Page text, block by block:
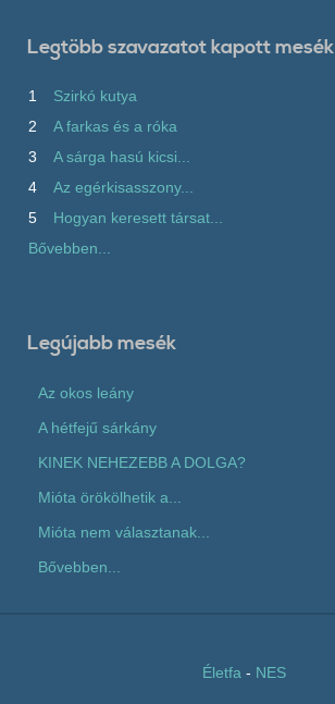
Legtöbb szavazatot kapott mesék
1
Szirkó kutya
2
A farkas és a róka
3
A sárga hasú kicsi...
4
Az egérkisasszony...
5
Hogyan keresett társat...
Bővebben...
Legújabb mesék
Az okos leány
A hétfejű sárkány
KINEK NEHEZEBB A DOLGA?
Mióta örökölhetik a...
Mióta nem választanak...
Bővebben...
Életfa - NES